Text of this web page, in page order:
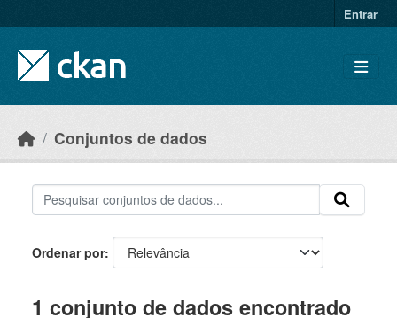
Entrar
Conjuntos de dados
Ordenar por
1 conjunto de dados encontrado